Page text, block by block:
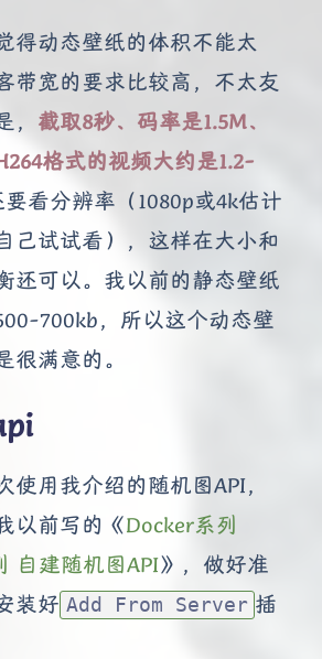
得动态壁纸的体积不能太
带宽的要求比较高，不太友
截取8秒、码率是1.5M、
格式的视频大约是1.2-
看分辨率（1080p或4k估计
己试试看），这样在大小和
还可以。我以前的静态壁纸
700kb，所以这个动态壁
很满意的。
使用我介绍的随机图API，
以前写的《Docker系列
自建随机图API》，做好准
装好 Add From Server 插